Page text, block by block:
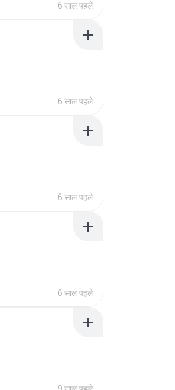
6 साल पहले
6 साल पहले
6 साल पहले
6 साल पहले